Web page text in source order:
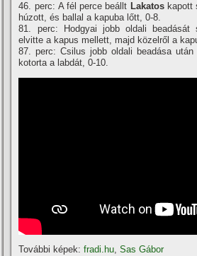
46. perc: A fél perce beállt Lakatoskapott
húzott, és ballal a kapuba lőtt, 0-8.
81. perc: Hodgyai jobb oldali beadását
elvitte a kapus mellett, majd közelről a
87. perc: Csilus jobb oldali beadása után
kotorta a labdát, 0-10.
További képek:fradi.hu,Sas Gábor